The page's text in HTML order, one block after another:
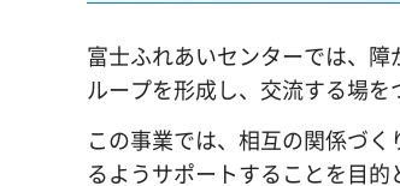
富士ふれあいセンターでは、
ループを形成し、交流する場を
この事業では、相互の関係づ
るようサポートすることを目